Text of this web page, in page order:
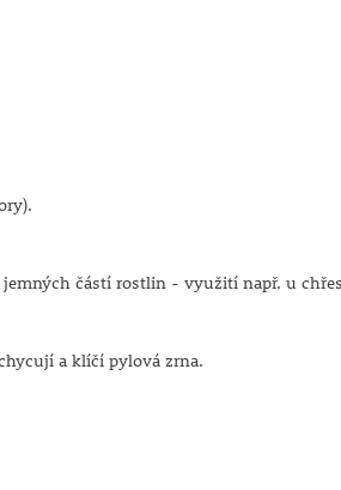
částí rostlin - využití např. u
a klíčí pylová zrna.